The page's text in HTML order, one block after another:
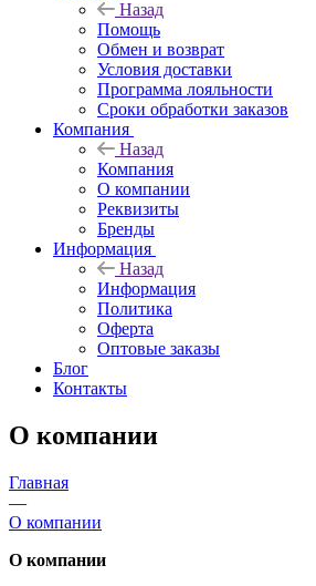
Назад
Помощь
Обмен и возврат
Условия доставки
Программа лояльности
Сроки обработки заказов
Компания
Назад
Компания
О компании
Реквизиты
Бренды
Информация
Назад
Информация
Политика
Оферта
Оптовые заказы
Блог
Контакты
О компании
Главная
—
О компании
О компании